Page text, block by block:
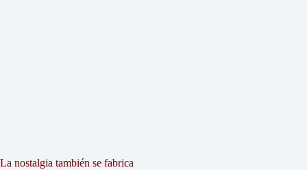
La nostalgia también se fabrica